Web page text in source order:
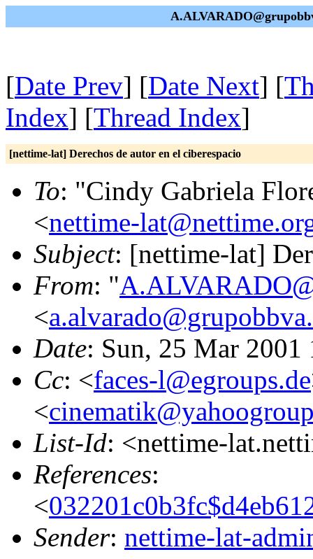
[Date Prev] [Date Next] [
Index] [Thread Index]
[nettime-lat] Derechos de autor en el ciberespacio
To: "Cindy Gabriela
<nettime-
Subject: [nettime-lat]
From: "
<
Date: Sun, 25 Mar 2001
Cc: <faces-l@egroups.de
<
List-Id: <nettime-
References:
<
Sender: nettime-lat-